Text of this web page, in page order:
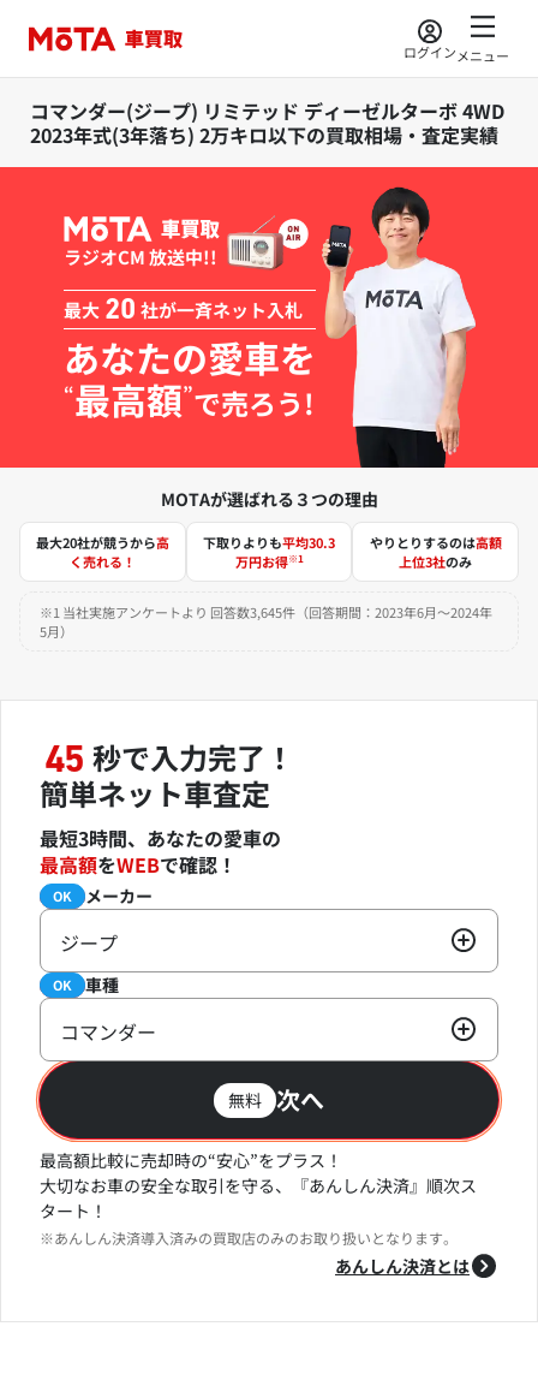
ログインメニュー
コマンダー(ジープ) リミテッド ディーゼルターボ 4WD
2023年式(3年落ち) 2万キロ以下の買取相場・査定実績
ラジオCM 放送中!!
最大 20 社が一斉ネット入札
あなたの愛車を
“最高額”で売ろう!
MOTAが選ばれる３つの理由
最大20社が競うから高
く売れる！
下取りよりも平均30.3
万円お得※1
やりとりするのは高額
上位3社のみ
※1 当社実施アンケートより 回答数3,645件（回答期間：2023年6月～2024年
5月）
45 秒で入力完了！
簡単ネット車査定
最短3時間、あなたの愛車の
最高額をWEBで確認！
必須 メーカー
OK
ジープ
必須 車種
OK
コマンダー
無料 次へ
最高額比較に売却時の“安心”をプラス！
大切なお車の安全な取引を守る、『あんしん決済』順次ス
タート！
※あんしん決済導入済みの買取店のみのお取り扱いとなります。
あんしん決済とは